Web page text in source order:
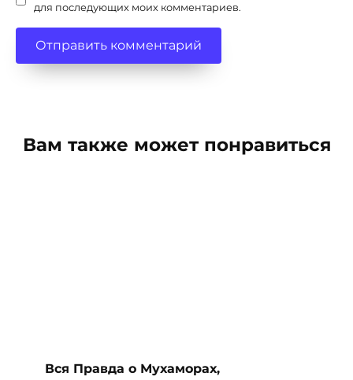
для последующих моих комментариев.
Вам также может понравиться
Вся Правда о Мухаморах,